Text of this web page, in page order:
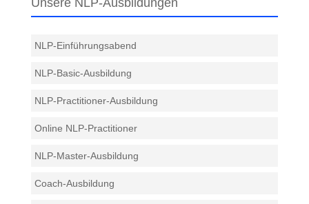
Unsere NLP-Ausbildungen
NLP-Einführungsabend
NLP-Basic-Ausbildung
NLP-Practitioner-Ausbildung
Online NLP-Practitioner
NLP-Master-Ausbildung
Coach-Ausbildung